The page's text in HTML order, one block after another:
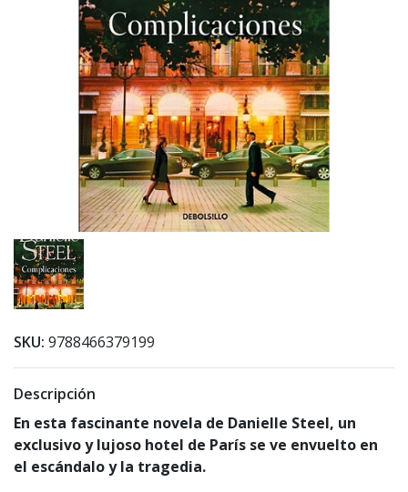
SKU: 9788466379199
Descripción
En esta fascinante novela de Danielle Steel, un
exclusivo y lujoso hotel de París se ve envuelto en
el escándalo y la tragedia.